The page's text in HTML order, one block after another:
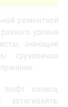
ремонтной
уровня
знающие
грузовиков
люфт колеса,